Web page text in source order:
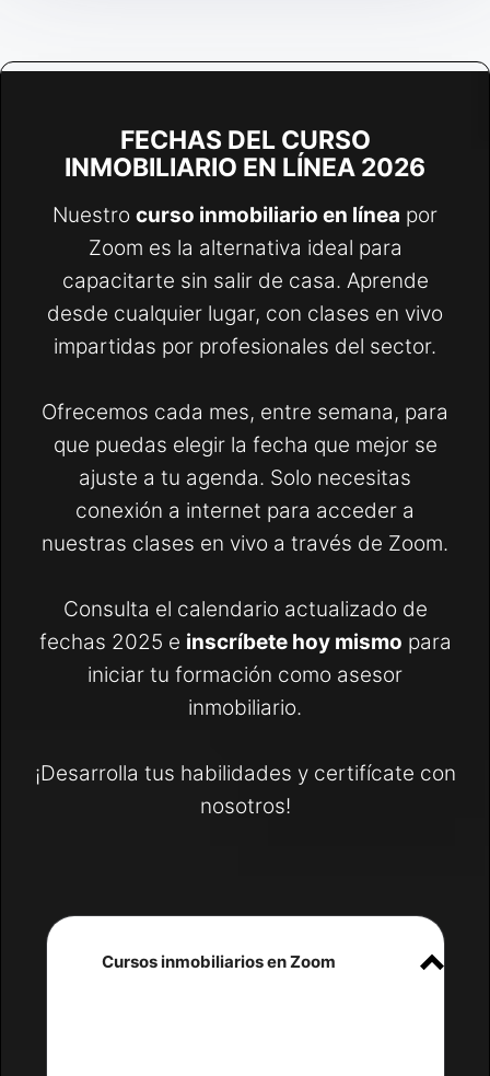
FECHAS DEL CURSO
INMOBILIARIO EN LÍNEA 2026
Nuestro curso inmobiliario en línea por
Zoom es la alternativa ideal para
capacitarte sin salir de casa. Aprende
desde cualquier lugar, con clases en vivo
impartidas por profesionales del sector.
Ofrecemos cada mes, entre semana, para
que puedas elegir la fecha que mejor se
ajuste a tu agenda. Solo necesitas
conexión a internet para acceder a
nuestras clases en vivo a través de Zoom.
Consulta el calendario actualizado de
fechas 2025 e inscríbete hoy mismo para
iniciar tu formación como asesor
inmobiliario.
¡Desarrolla tus habilidades y certifícate con
nosotros!
Cursos inmobiliarios en Zoom